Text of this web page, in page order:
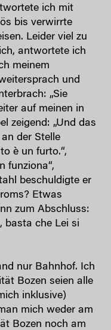
ich mit
bis verwirrte
Leider viel zu
antwortete ich
meinem
und
„Sie
auf meinen in
zeigend: „Und das
der Stelle
è un furto.“,
funziona“,
beschuldigte er
Etwas
zum Abschluss:
basta che Lei si
nur Bahnhof. Ich
Bozen seien alle
inklusive)
mich weder am
Bozen noch am